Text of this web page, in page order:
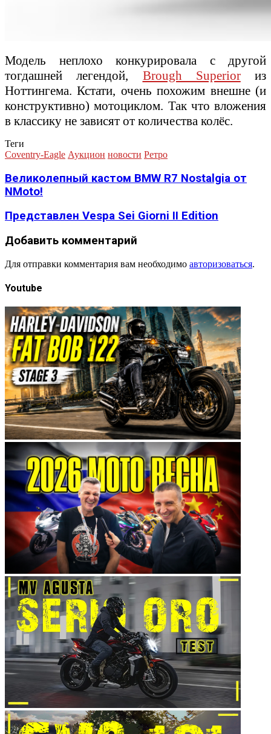
Модель неплохо конкурировала с другой
тогдашней легендой, Brough Superiorиз
Ноттингема. Кстати, очень похожим внешне (и
конструктивно) мотоциклом. Так что вложения
в классику не зависят от количества колёс.
Теги
Coventry-Eagle Аукцион новости Ретро
Великолепный кастом BMW R7 Nostalgia от
NMoto!
Представлен Vespa Sei Giorni II Edition
Добавить комментарий
Для отправки комментария вам необходимо авторизоваться.
Youtube